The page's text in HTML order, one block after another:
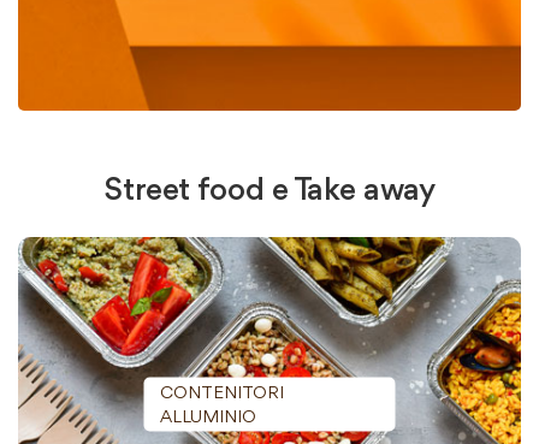
Street food e Take away
CONTENITORI
ALLUMINIO